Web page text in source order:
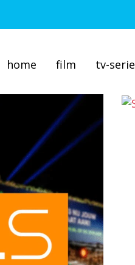
home film tv-serie